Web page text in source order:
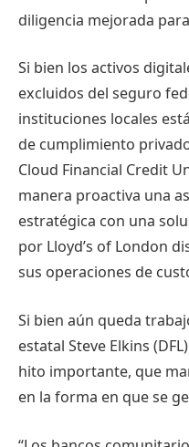
diligencia mejorada
Si bien los activos
excluidos del seguro
instituciones locales
de cumplimiento
Cloud Financial Credit
manera proactiva una
estratégica con una
por Lloyd’s of London
sus operaciones de
Si bien aún queda
estatal Steve Elkins
hito importante, que
en la forma en que se